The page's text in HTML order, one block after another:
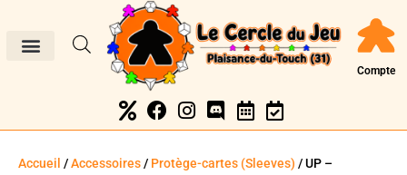
Compte
Accueil /Accessoires/ Protège-cartes (Sleeves) / UP –